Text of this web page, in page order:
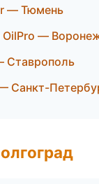
— Тюмень
OilPro —
Ставрополь
Санкт-